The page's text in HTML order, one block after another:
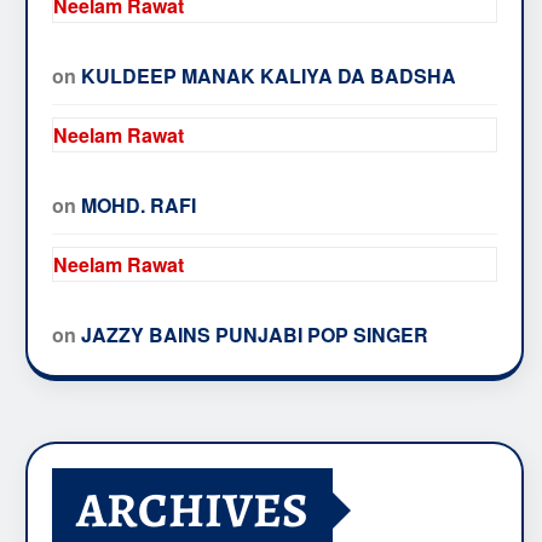
Neelam Rawat
on KULDEEP MANAK KALIYA DA BADSHA
Neelam Rawat
on MOHD. RAFI
Neelam Rawat
on JAZZY BAINS PUNJABI POP SINGER
ARCHIVES